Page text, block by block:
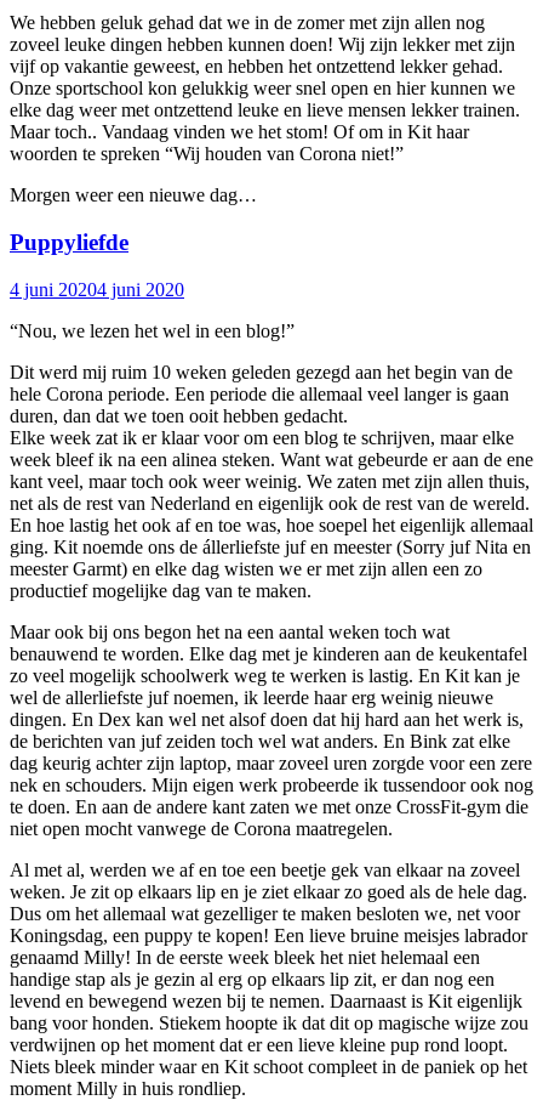
We hebben geluk gehad dat we in de zomer met zijn allen nog
zoveel leuke dingen hebben kunnen doen! Wij zijn lekker met zijn
vijf op vakantie geweest, en hebben het ontzettend lekker gehad.
Onze sportschool kon gelukkig weer snel open en hier kunnen we
elke dag weer met ontzettend leuke en lieve mensen lekker trainen.
Maar toch.. Vandaag vinden we het stom! Of om in Kit haar
woorden te spreken “Wij houden van Corona niet!”
Morgen weer een nieuwe dag…
Puppyliefde
4 juni 20204 juni 2020
“Nou, we lezen het wel in een blog!”
Dit werd mij ruim 10 weken geleden gezegd aan het begin van de
hele Corona periode. Een periode die allemaal veel langer is gaan
duren, dan dat we toen ooit hebben gedacht.
Elke week zat ik er klaar voor om een blog te schrijven, maar elke
week bleef ik na een alinea steken. Want wat gebeurde er aan de ene
kant veel, maar toch ook weer weinig. We zaten met zijn allen thuis,
net als de rest van Nederland en eigenlijk ook de rest van de wereld.
En hoe lastig het ook af en toe was, hoe soepel het eigenlijk allemaal
ging. Kit noemde ons de állerliefste juf en meester (Sorry juf Nita en
meester Garmt) en elke dag wisten we er met zijn allen een zo
productief mogelijke dag van te maken.
Maar ook bij ons begon het na een aantal weken toch wat
benauwend te worden. Elke dag met je kinderen aan de keukentafel
zo veel mogelijk schoolwerk weg te werken is lastig. En Kit kan je
wel de allerliefste juf noemen, ik leerde haar erg weinig nieuwe
dingen. En Dex kan wel net alsof doen dat hij hard aan het werk is,
de berichten van juf zeiden toch wel wat anders. En Bink zat elke
dag keurig achter zijn laptop, maar zoveel uren zorgde voor een zere
nek en schouders. Mijn eigen werk probeerde ik tussendoor ook nog
te doen. En aan de andere kant zaten we met onze CrossFit-gym die
niet open mocht vanwege de Corona maatregelen.
Al met al, werden we af en toe een beetje gek van elkaar na zoveel
weken. Je zit op elkaars lip en je ziet elkaar zo goed als de hele dag.
Dus om het allemaal wat gezelliger te maken besloten we, net voor
Koningsdag, een puppy te kopen! Een lieve bruine meisjes labrador
genaamd Milly! In de eerste week bleek het niet helemaal een
handige stap als je gezin al erg op elkaars lip zit, er dan nog een
levend en bewegend wezen bij te nemen. Daarnaast is Kit eigenlijk
bang voor honden. Stiekem hoopte ik dat dit op magische wijze zou
verdwijnen op het moment dat er een lieve kleine pup rond loopt.
Niets bleek minder waar en Kit schoot compleet in de paniek op het
moment Milly in huis rondliep.